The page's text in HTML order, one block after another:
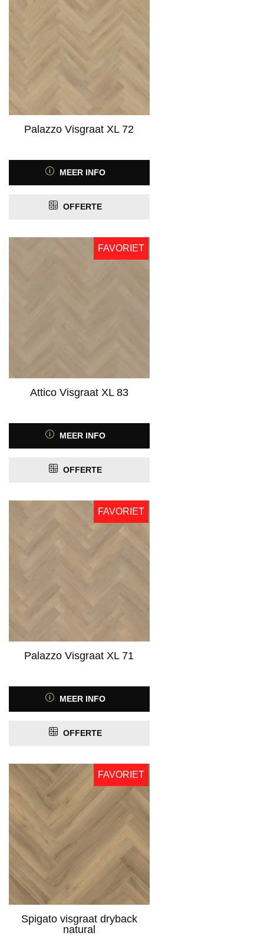
Palazzo Visgraat XL 72
MEER INFO
OFFERTE
FAVORIET
Attico Visgraat XL 83
MEER INFO
OFFERTE
FAVORIET
Palazzo Visgraat XL 71
MEER INFO
OFFERTE
FAVORIET
Spigato visgraat dryback
natural